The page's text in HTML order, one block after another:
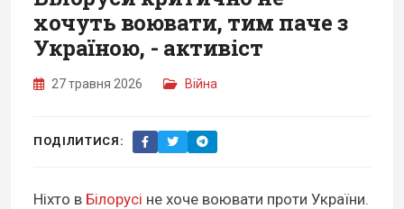
хочуть воювати, тим паче з
Україною, - активіст
27 травня 2026 Війна
ПОДІЛИТИСЯ:
Ніхто в Білорусі не хоче воювати проти України.